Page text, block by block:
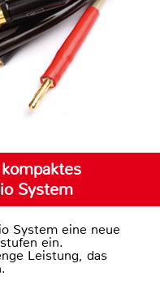
System
System eine neue
ein.
Leistung, das